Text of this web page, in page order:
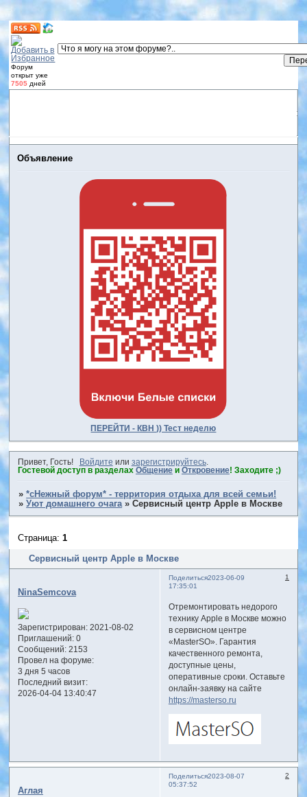
Форум
открыт уже
7505 дней
Объявление
ПЕРЕЙТИ - КВН )) Тест неделю
Привет, Гость! Войдите или зарегистрируйтесь.
Гостевой доступ в разделах Общениеи Откровение! Заходите ;)
»*сНежный форум* - территория отдыха для всей семьи!
»Уют домашнего очага »Сервисный центр Apple в Москве
Сервисный центр Apple в Москве
Страница:1
Поделиться 1
2023-06-09
17:35:01
NinaSemcova
Зарегистрирован: 2021-08-02
Приглашений:0
Сообщений:2153
Провел на форуме:
3 дня 5 часов
Последний визит:
2026-04-04 13:40:47
Отремонтировать недорого
технику Apple в Москве можно
в сервисном центре
«MasterSO». Гарантия
качественного ремонта,
доступные цены,
оперативные сроки. Оставьте
онлайн-заявку на сайте
https://masterso.ru
Поделиться 2
2023-08-07
05:37:52
Аглая